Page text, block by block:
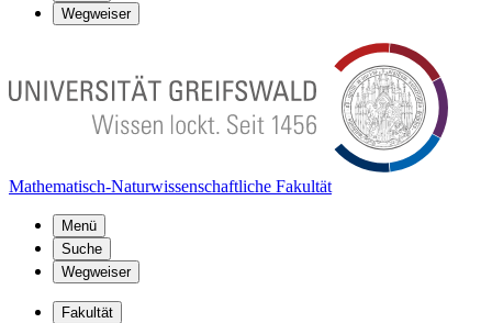
Wegweiser
Mathematisch-Naturwissenschaftliche Fakultät
Menü
Suche
Wegweiser
Fakultät